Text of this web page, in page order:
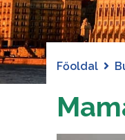
Főoldal